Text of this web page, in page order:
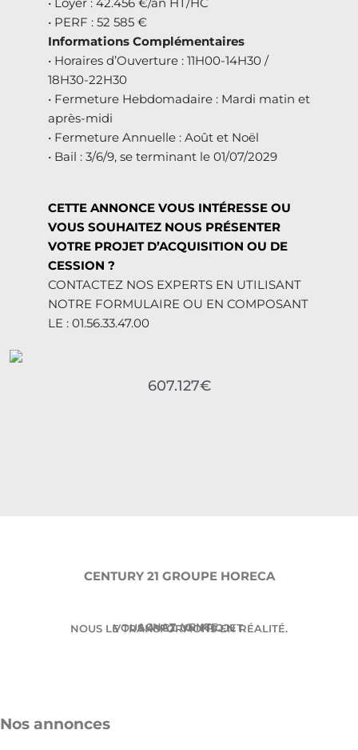
• PERF : 52 585 €
Informations Complémentaires
• Horaires d’Ouverture : 11H00-14H30 /
18H30-22H30
• Fermeture Hebdomadaire : Mardi matin et
après-midi
• Fermeture Annuelle : Août et Noël
• Bail : 3/6/9, se terminant le 01/07/2029
CETTE ANNONCE VOUS INTÉRESSE OU
VOUS SOUHAITEZ NOUS PRÉSENTER
VOTRE PROJET D’ACQUISITION OU DE
CESSION ?
CONTACTEZ NOS EXPERTS EN UTILISANT
NOTRE FORMULAIRE OU EN COMPOSANT
LE : 01.56.33.47.00
607.127€
CENTURY 21 GROUPE HORECA
ACHAT. VENTE.
VOUS AVEZ UN PROJET.
NOUS LE TRANSFORMONS EN RÉALITÉ.
Nos annonces